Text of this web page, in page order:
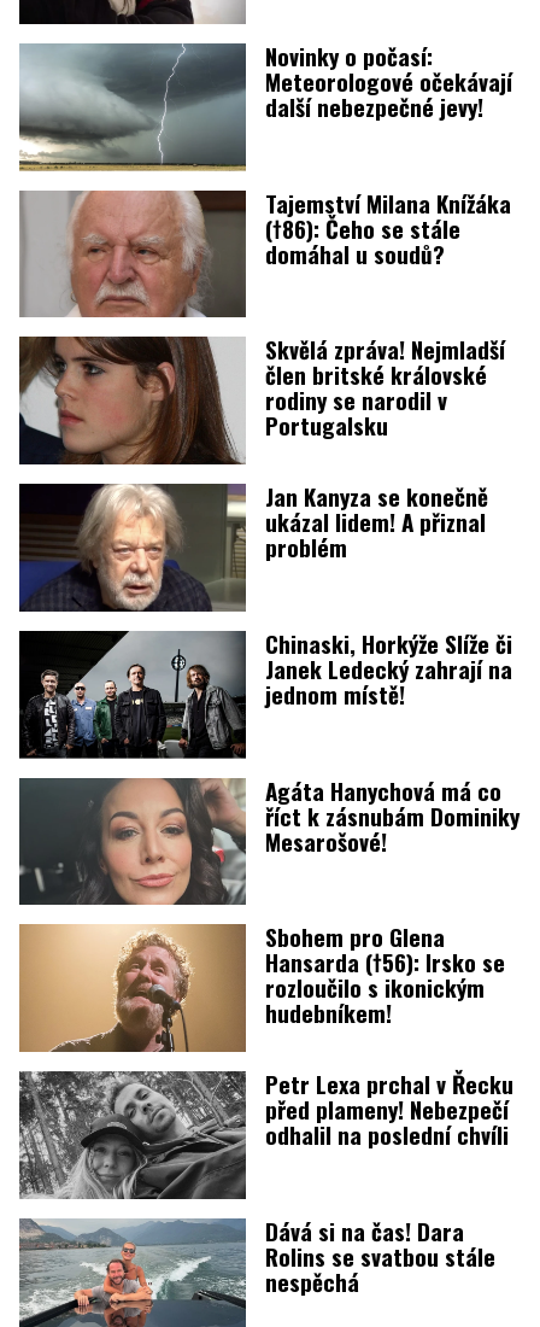
Novinky o počasí:
Meteorologové očekávají
další nebezpečné jevy!
Tajemství Milana Knížáka
(†86): Čeho se stále
domáhal u soudů?
Skvělá zpráva! Nejmladší
člen britské královské
rodiny se narodil v
Portugalsku
Jan Kanyza se konečně
ukázal lidem! A přiznal
problém
Chinaski, Horkýže Slíže či
Janek Ledecký zahrají na
jednom místě!
Agáta Hanychová má co
říct k zásnubám Dominiky
Mesarošové!
Sbohem pro Glena
Hansarda (†56): Irsko se
rozloučilo s ikonickým
hudebníkem!
Petr Lexa prchal v Řecku
před plameny! Nebezpečí
odhalil na poslední chvíli
Dává si na čas! Dara
Rolins se svatbou stále
nespěchá